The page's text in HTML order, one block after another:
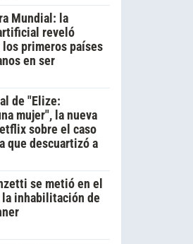
Mundial: la
reveló
primeros países
en ser
de "Elize:
mujer", la nueva
sobre el caso
que descuartizó a
se metió en el
inhabilitación de